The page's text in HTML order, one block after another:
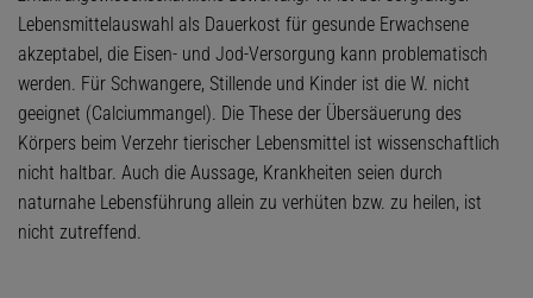
Lebensmittelauswahl als Dauerkost für gesunde Erwachsene
akzeptabel, die Eisen- und Jod-Versorgung kann problematisch
werden. Für Schwangere, Stillende und Kinder ist die W. nicht
geeignet (Calciummangel). Die These der Übersäuerung des
Körpers beim Verzehr tierischer Lebensmittel ist wissenschaftlich
nicht haltbar. Auch die Aussage, Krankheiten seien durch
naturnahe Lebensführung allein zu verhüten bzw. zu heilen, ist
nicht zutreffend.